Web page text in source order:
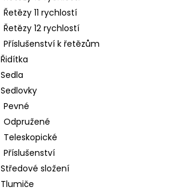
Řetězy 11 rychlostí
Řetězy 12 rychlostí
Příslušenství k řetězům
Řidítka
Sedla
Sedlovky
Pevné
Odpružené
Teleskopické
Příslušenství
Středové složení
Tlumiče